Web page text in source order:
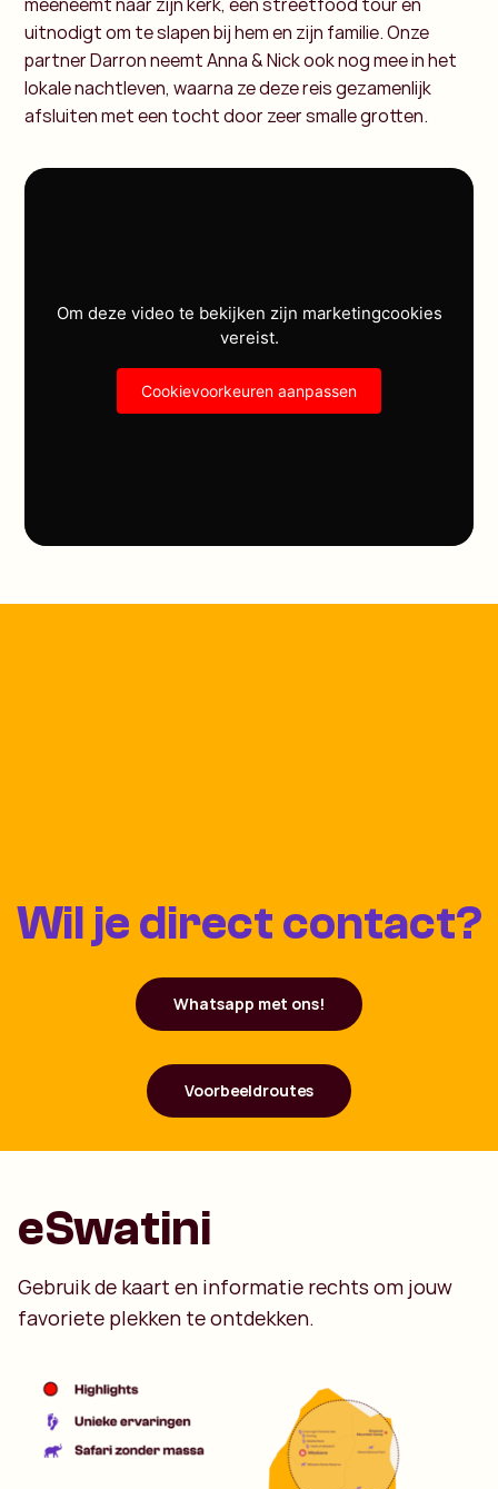
uitnodigt om te slapen bij hem en zijn familie. Onze
partner Darron neemt Anna & Nick ook nog mee in het
lokale nachtleven, waarna ze deze reis gezamenlijk
afsluiten met een tocht door zeer smalle grotten.
Om deze video te bekijken zijn marketingcookies
vereist.
Cookievoorkeuren aanpassen
Wil je direct contact?
Whatsapp met ons!
Voorbeeldroutes
eSwatini
Gebruik de kaart en informatie rechts om jouw
favoriete plekken te ontdekken.